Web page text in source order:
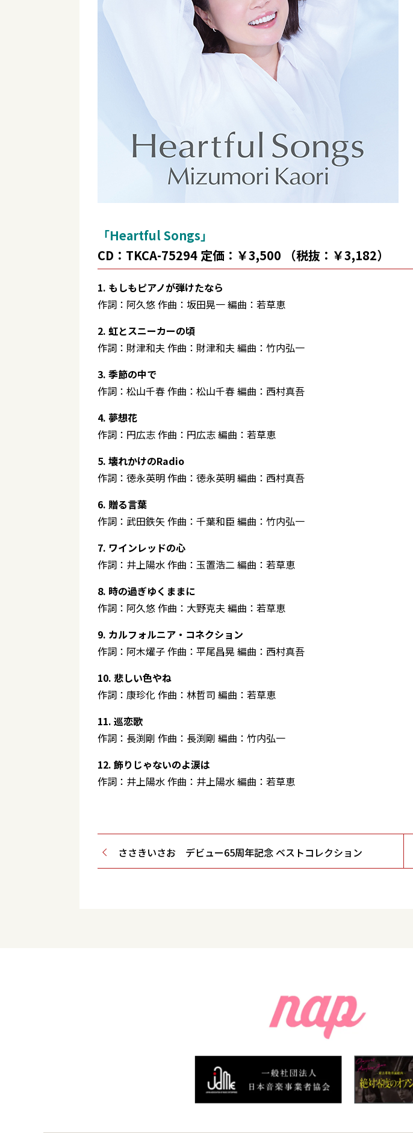
「Heartful Songs」
CD：TKCA-75294 定価：￥3,500 （税抜：￥3,182）
1. もしもピアノが弾けたなら
作詞：阿久悠 作曲：坂田晃一 編曲：若草恵
2. 虹とスニーカーの頃
作詞：財津和夫 作曲：財津和夫 編曲：竹内弘一
3. 季節の中で
作詞：松山千春 作曲：松山千春 編曲：西村真吾
4. 夢想花
作詞：円広志 作曲：円広志 編曲：若草恵
5. 壊れかけのRadio
作詞：徳永英明 作曲：徳永英明 編曲：西村真吾
6. 贈る言葉
作詞：武田鉄矢 作曲：千葉和臣 編曲：竹内弘一
7. ワインレッドの心
作詞：井上陽水 作曲：玉置浩二 編曲：若草恵
8. 時の過ぎゆくままに
作詞：阿久悠 作曲：大野克夫 編曲：若草恵
9. カルフォルニア・コネクション
作詞：阿木燿子 作曲：平尾昌晃 編曲：西村真吾
10. 悲しい色やね
作詞：康珍化 作曲：林哲司 編曲：若草恵
11. 巡恋歌
作詞：長渕剛 作曲：長渕剛 編曲：竹内弘一
12. 飾りじゃないのよ涙は
作詞：井上陽水 作曲：井上陽水 編曲：若草恵
ささきいさお デビュー65周年記念 ベストコレクション